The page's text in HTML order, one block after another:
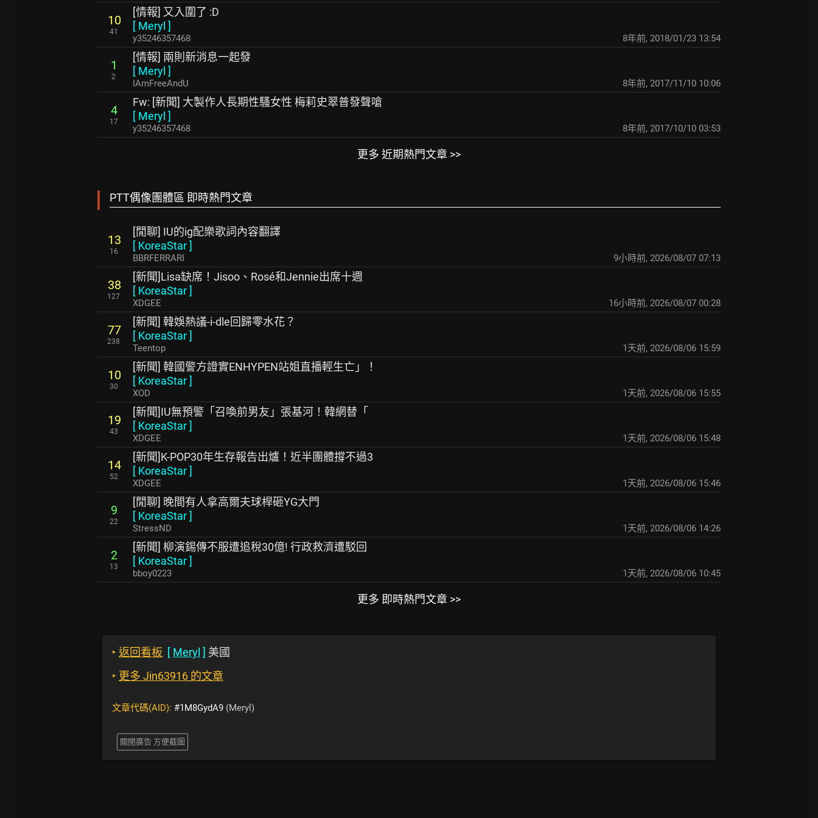
10
41
[情報] 又入圍了 :D
[ Meryl ]
y35246357468 8年前, 2018/01/23 13:54
1
2
[情報] 兩則新消息一起發
[ Meryl ]
IAmFreeAndU 8年前, 2017/11/10 10:06
4
17
Fw: [新聞] 大製作人長期性騷女性 梅莉史翠普發聲嗆
[ Meryl ]
y35246357468 8年前, 2017/10/10 03:53
更多 近期熱門文章 >>
PTT偶像團體區 即時熱門文章
13
16
[閒聊] IU的ig配樂歌詞內容翻譯
[ KoreaStar]
BBRFERRARI 9小時前, 2026/08/07 07:13
38
127
[新聞]Lisa缺席！Jisoo、Rosé和Jennie出席十週
[ KoreaStar]
XDGEE 16小時前, 2026/08/07 00:28
77
238
[新聞] 韓娛熱議-i-dle回歸零水花？
[ KoreaStar]
Teentop 1天前, 2026/08/06 15:59
10
30
[新聞] 韓國警方證實ENHYPEN站姐直播輕生亡」！
[ KoreaStar]
XOD 1天前, 2026/08/06 15:55
19
43
[新聞]IU無預警「召喚前男友」張基河！韓網替「
[ KoreaStar]
XDGEE 1天前, 2026/08/06 15:48
14
52
[新聞]K-POP30年生存報告出爐！近半團體撐不過3
[ KoreaStar]
XDGEE 1天前, 2026/08/06 15:46
9
22
[閒聊] 晚間有人拿高爾夫球桿砸YG大門
[ KoreaStar]
StressND 1天前, 2026/08/06 14:26
2
13
[新聞] 柳演錫傳不服遭追稅30億! 行政救濟遭駁回
[ KoreaStar]
bboy0223 1天前, 2026/08/06 10:45
更多 即時熱門文章 >>
‣ 返回看板 [ Meryl ] 美國
‣ 更多 Jin63916 的文章
文章代碼(AID): #1M8GydA9 (Meryl)
關閉廣告 方便截圖